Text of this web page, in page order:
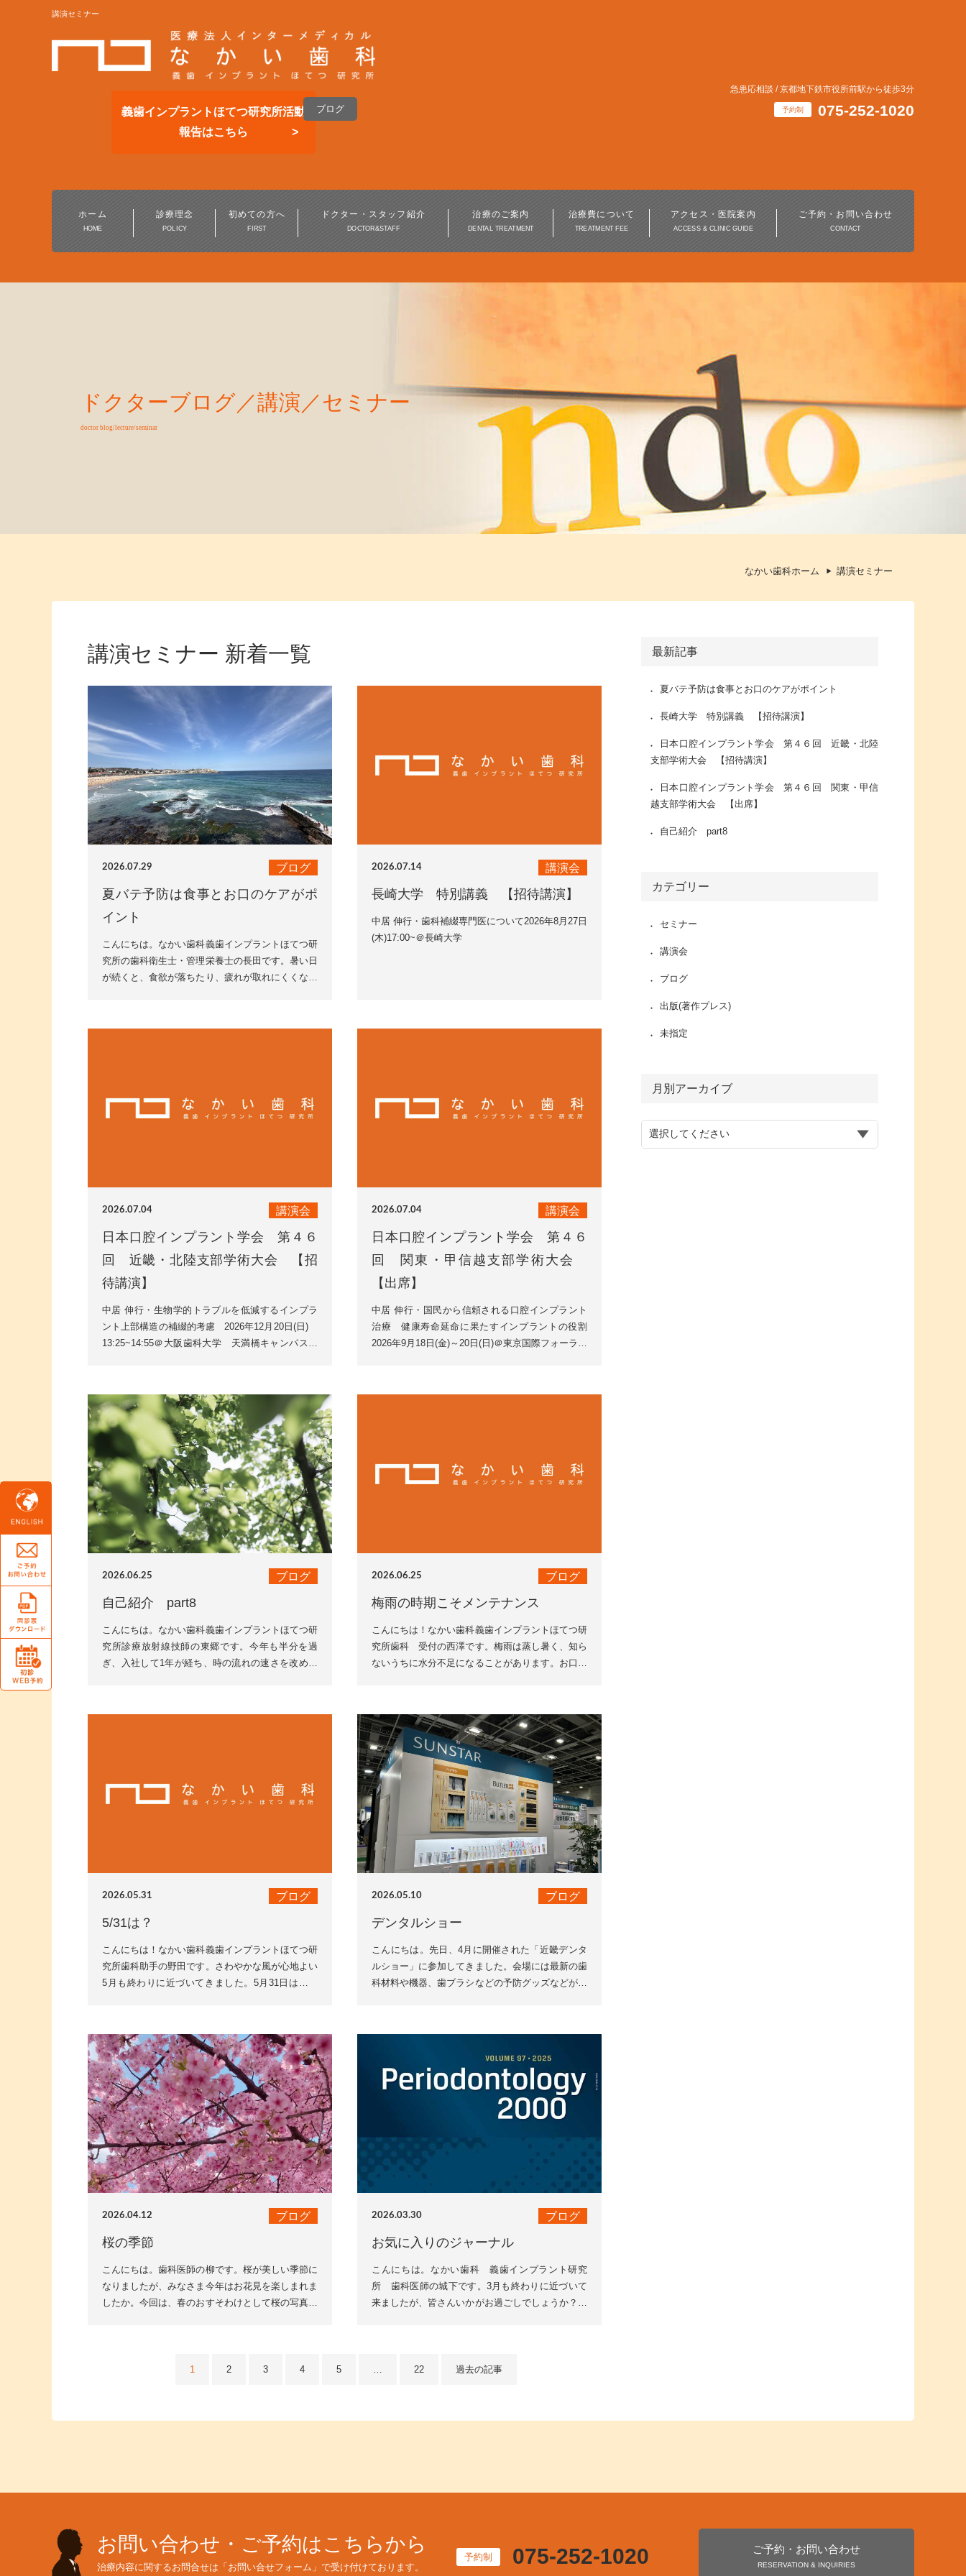
講演セミナー
義歯インプラントほてつ研究所活動
報告はこちら
ブログ
急患応相談 / 京都地下鉄市役所前駅から徒歩3分
予約制 075-252-1020
ホーム
HOME
診療理念
POLICY
初めての方へ
FIRST
ドクター・スタッフ紹介
DOCTOR&STAFF
治療のご案内
DENTAL TREATMENT
予防歯科・定期健診 歯周病治療 審美歯科・美容歯科 ホワイトニング
治療費について
TREATMENT FEE
アクセス・医院案内
ACCESS & CLINIC GUIDE
ご予約・お問い合わせ
CONTACT
ドクターブログ／講演／セミナー
doctor blog/lecture/seminar
なかい歯科ホーム 講演セミナー
講演セミナー 新着一覧
2026.07.29 ブログ
夏バテ予防は食事とお口のケアがポ
イント
こんにちは。なかい歯科義歯インプラントほてつ研
究所の歯科衛生士・管理栄養士の長田です。暑い日
が続くと、食欲が落ちたり、疲れが取れにくくなっ
2026.07.14 講演会
長崎大学 特別講義 【招待講演】
中居 伸行・歯科補綴専門医について2026年8月27日
(木)17:00~＠長崎大学
2026.07.04 講演会
日本口腔インプラント学会 第４６
回 近畿・北陸支部学術大会 【招
待講演】
中居 伸行・生物学的トラブルを低減するインプラ
ント上部構造の補綴的考慮 2026年12月20日(日)
13:25~14:55＠大阪歯科大学 天満橋キャンパス公
2026.07.04 講演会
日本口腔インプラント学会 第４６
回 関東・甲信越支部学術大会
【出席】
中居 伸行・国民から信頼される口腔インプラント
治療 健康寿命延命に果たすインプラントの役割
2026年9月18日(金)～20日(日)＠東京国際フォーラム
2026.06.25 ブログ
自己紹介 part8
こんにちは。なかい歯科義歯インプラントほてつ研
究所診療放射線技師の東郷です。今年も半分を過
ぎ、入社して1年が経ち、時の流れの速さを改めて
2026.06.25 ブログ
梅雨の時期こそメンテナンス
こんにちは！なかい歯科義歯インプラントほてつ研
究所歯科 受付の西澤です。梅雨は蒸し暑く、知ら
ないうちに水分不足になることがあります。お口が
2026.05.31 ブログ
5/31は？
こんにちは！なかい歯科義歯インプラントほてつ研
究所歯科助手の野田です。さわやかな風が心地よい
5月も終わりに近づいてきました。5月31日は「世
2026.05.10 ブログ
デンタルショー
こんにちは。先日、4月に開催された「近畿デンタ
ルショー」に参加してきました。会場には最新の歯
科材料や機器、歯ブラシなどの予防グッズなどが数
2026.04.12 ブログ
桜の季節
こんにちは。歯科医師の柳です。桜が美しい季節に
なりましたが、みなさま今年はお花見を楽しまれま
したか。今回は、春のおすそわけとして桜の写真を
2026.03.30 ブログ
お気に入りのジャーナル
こんにちは。なかい歯科 義歯インプラント研究
所 歯科医師の城下です。3月も終わりに近づいて
来ましたが、皆さんいかがお過ごしでしょうか？す
1 2 3 4 5 … 22 過去の記事
最新記事
夏バテ予防は食事とお口のケアがポイント
長崎大学 特別講義 【招待講演】
日本口腔インプラント学会 第４６回 近畿・北陸
支部学術大会 【招待講演】
日本口腔インプラント学会 第４６回 関東・甲信
越支部学術大会 【出席】
自己紹介 part8
カテゴリー
セミナー
講演会
ブログ
出版(著作プレス)
未指定
月別アーカイブ
お問い合わせ・ご予約はこちらから
治療内容に関するお問合せは「お問い合せフォーム」で受け付けております。
予約制 075-252-1020 ご予約・お問い合わせ
RESERVATION & INQUIRIES